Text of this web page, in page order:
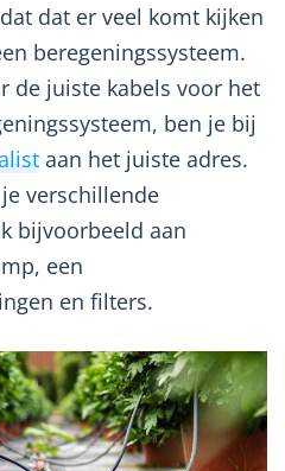
dat er veel komt kijken
beregeningssysteem.
de juiste kabels voor het
ben je bij
aan het juiste adres.
verschillende
bijvoorbeeld aan
een
en filters.